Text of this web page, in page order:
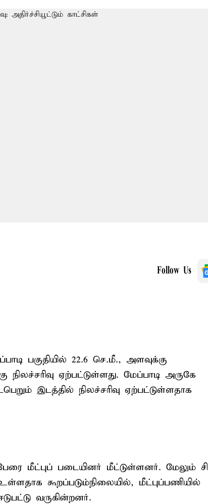
Follow Us
பகுதியில் 22.6 செ.மீ., அளவுக்கு
ஏற்பட்டுள்ளது. மேப்பாடி அருகே
இடத்தில் நிலச்சரிவு ஏற்பட்டுள்ளதாக
மீட்புப் படையினர் மீட்டுள்ளனர். மேலும்
கூறப்படும்நிலையில், மீட்புப்பணியில்
வருகின்றனர்.